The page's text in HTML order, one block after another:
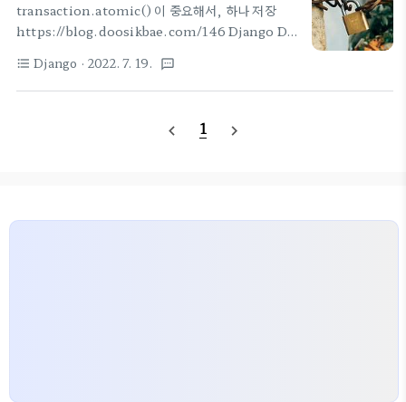
transaction.atomic() 이 중요해서, 하나 저장
https://blog.doosikbae.com/146 Django DB
하기. (feat. savepoint) Introduction 안녕하세
요. 1편 Django Transaction(트랜잭션) 1편 -
ATOMIC_REQUESTS) Django
with transaction.atomic(): # dummy query
format_list_bulleted Django · 2022. 7. 19. textsms
navigate_before 1 navigate_next